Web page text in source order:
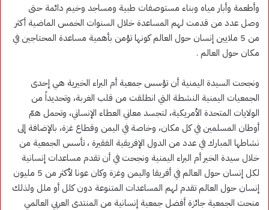
وأطعمة وأبار مياه وبناء مستوصفات طبية ومساجد وخيم دائمة حتى
وصل عدد من قدمت لهم المساعدة خلال السنوات الخمس الماضية أكثر
من 5 ملايين إنسان حول العالم كونها تؤمن بأهمية مساعدة المحتاجين في
مكان حول العالم .
ونجحت السيدة اليمنية أن تؤسس جمعية أم البراء الخيرية هي إحدى
الجمعيات اليمنية النشطة التي انطلقت من قلب الغربة، وتحديداً من
الولايات المتحدة الأمريكية، لتجسد معاني العطاء الإنساني، وتحمل همّ
أوطان المسلمين في كل مكان، وخاصة في اليمن وقطاع غزة، بالإضافة إلى
نشاطها المبارك في عدد من الدول الإفريقية الفقيرة ، تأسس الجمعية من
خلال سيدة الخير أم البراء اليمنية ونجحت في أن تقدم مساعدات إنسانية
لكل إنسان حول العالم في أفريقا واليمن وغزة وكان عونا لأكثر من 5 مليون
إنسان حول العالم تقدم لهم المساعدات المتنوعة دون كلل أو ملل ولذلك
منحت الجمعية جائزة أفضل جمعية إنسانية من المنتدى العربي العالمي